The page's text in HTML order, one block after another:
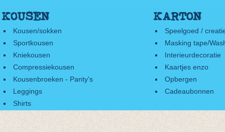
KOUSEN
Kousen/sokken
Sportkousen
Kniekousen
Compressiekousen
Kousenbroeken - Panty's
Leggings
Shirts
KARTON
Speelgoed /
Masking tape/
Interieurdecoratie
Kaartjes enzo
Opbergen
Cadeaubonnen